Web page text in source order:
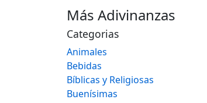
Más Adivinanzas
Categorias
Animales
Bebidas
Bíblicas y Religiosas
Buenísimas